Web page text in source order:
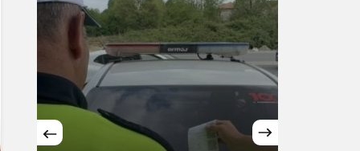
Gündüz Modu
Gündüz modunu seçin.
Gece Modu
Gece modunu seçin.